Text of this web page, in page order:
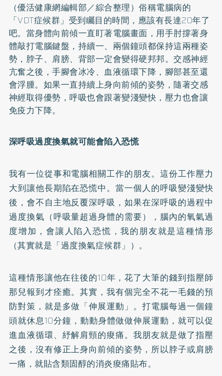
（優活健康網編輯部／綜合整理）俗稱電腦病的
「VDT症候群」受到矚目的時間，應該有長達20年了
吧。當身體向前傾一直盯著電腦畫面，用手肘撐著身
體敲打電腦鍵盤，持續一、兩個鐘頭都保持這兩種姿
勢，脖子、肩膀、背部一定會變得硬邦邦。交感神經
亢奮之後，手腳會冰冷、血液循環下降，腳部甚至還
會浮腫。如果一直持續上身向前傾的姿勢，隨著交感
神經取得優勢，呼吸也會跟著變淺變快，壓力也會讓
免疫力下降。
深呼吸過度換氣就可能會陷入恐慌
我有一位從事和電腦相關工作的朋友。這份工作壓力
大到讓他長期陷在恐慌中。當一個人的呼吸變淺變快
後，會不自主地反覆深呼吸，如果在深呼吸的過程中
過度換氣（呼吸量超過身體的需要），腦內的氧氣過
度增加，會讓人陷入恐慌，我的朋友就是這種情形
（其實就是「過度換氣症候群」）。
這種情形讓他在往後的10年，花了大筆的錢到指壓師
那兒報到才痊癒。其實，我有個完全不花一毛錢的預
防對策，就是多做「伸展運動」。打電腦每過一個鐘
頭就休息10分鐘，動動身體做做伸展運動，就可以促
進血液循環、紓解肩頸的痠痛。我朋友就是做了指壓
之後，沒有修正上身向前傾的姿勢，所以脖子或肩膀
一痛，就貼含類固醇的消炎痠痛貼布。